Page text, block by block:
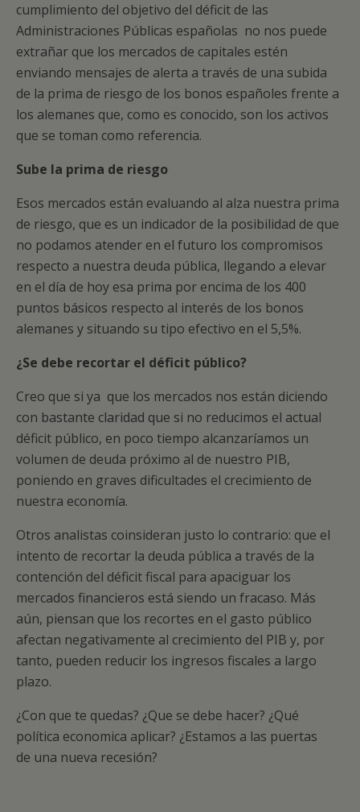
cumplimiento del objetivo del déficit de las
Administraciones Públicas españolas no nos puede
extrañar que los mercados de capitales estén
enviando mensajes de alerta a través de una subida
de la prima de riesgo de los bonos españoles frente a
los alemanes que, como es conocido, son los activos
que se toman como referencia.
Sube la prima de riesgo
Esos mercados están evaluando al alza nuestra prima
de riesgo, que es un indicador de la posibilidad de que
no podamos atender en el futuro los compromisos
respecto a nuestra deuda pública, llegando a elevar
en el día de hoy esa prima por encima de los 400
puntos básicos respecto al interés de los bonos
alemanes y situando su tipo efectivo en el 5,5%.
¿Se debe recortar el déficit público?
Creo que si ya que los mercados nos están diciendo
con bastante claridad que si no reducimos el actual
déficit público, en poco tiempo alcanzaríamos un
volumen de deuda próximo al de nuestro PIB,
poniendo en graves dificultades el crecimiento de
nuestra economía.
Otros analistas coinsideran justo lo contrario: que el
intento de recortar la deuda pública a través de la
contención del déficit fiscal para apaciguar los
mercados financieros está siendo un fracaso. Más
aún, piensan que los recortes en el gasto público
afectan negativamente al crecimiento del PIB y, por
tanto, pueden reducir los ingresos fiscales a largo
plazo.
¿Con que te quedas? ¿Que se debe hacer? ¿Qué
política economica aplicar? ¿Estamos a las puertas
de una nueva recesión?